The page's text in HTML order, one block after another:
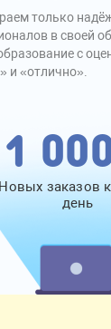
только
в своей
с
и «отлично».
1
Новых заказов
день